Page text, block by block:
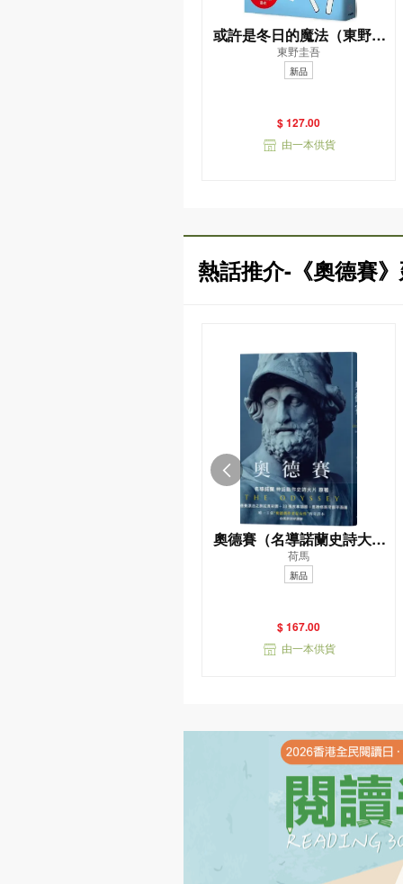
或許是冬日的魔法（東野圭
吾親自繪製貓咪插畫限定書
衣版）
東野圭吾
新品
$ 127.00
由一本供貨
熱話推介-《奧德賽
奧德賽（名導諾蘭史詩大片
原著，唯一主張（奧德賽作
者是女性）傳奇譯本）
荷馬
新品
$ 167.00
由一本供貨